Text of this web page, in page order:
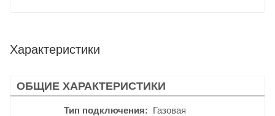
Характеристики
ОБЩИЕ ХАРАКТЕРИСТИКИ
Тип подключения
Газовая